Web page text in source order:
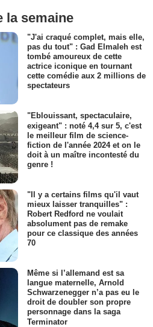
la semaine
"J'ai craqué complet, mais elle,
pas du tout" : Gad Elmaleh est
tombé amoureux de cette
actrice iconique en tournant
cette comédie aux 2 millions de
spectateurs
"Eblouissant, spectaculaire,
exigeant" : noté 4,4 sur 5, c'est
le meilleur film de science-
fiction de l'année 2024 et on le
doit à un maître incontesté du
genre !
"Il y a certains films qu'il vaut
mieux laisser tranquilles" :
Robert Redford ne voulait
absolument pas de remake
pour ce classique des années
70
Même si l’allemand est sa
langue maternelle, Arnold
Schwarzenegger n’a pas eu le
droit de doubler son propre
personnage dans la saga
Terminator